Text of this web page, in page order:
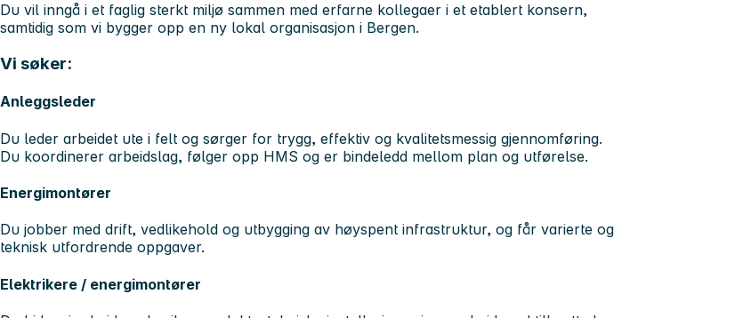
Du vil inngå i et faglig sterkt miljø sammen med erfarne kollegaer i et etablert konsern,
samtidig som vi bygger opp en ny lokal organisasjon i Bergen.
Vi søker:
Anleggsleder
Du leder arbeidet ute i felt og sørger for trygg, effektiv og kvalitetsmessig gjennomføring.
Du koordinerer arbeidslag, følger opp HMS og er bindeledd mellom plan og utførelse.
Energimontører
Du jobber med drift, vedlikehold og utbygging av høyspent infrastruktur, og får varierte og
teknisk utfordrende oppgaver.
Elektrikere / energimontører